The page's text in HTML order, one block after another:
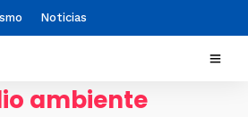
Noticias
ambiente